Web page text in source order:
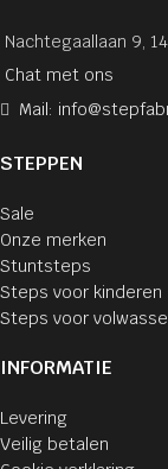
Nachtegaallaan 9,
Chat met ons
Mail:
STEPPEN
Sale
Onze merken
Stuntsteps
Steps voor kinderen
Steps voor
INFORMATIE
Levering
Veilig betalen